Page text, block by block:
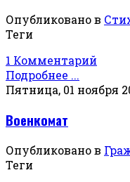
Опубликовано в
Теги
1 Комментарий
Подробнее ...
Пятница, 01 ноября
Военкомат
Опубликовано в
Теги